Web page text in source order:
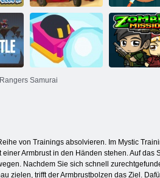
Straße des Fury
Desert Strike
Messer
Samurai
von Trainings absolvieren. Im Mystic
Armbrust in den Händen stehen. Auf
Nachdem Sie sich schnell
zielen, trifft der Armbrustbolzen das Ziel.